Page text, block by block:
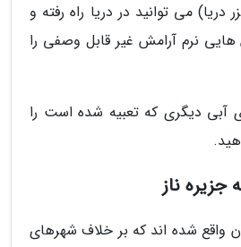
دریا) می توانید در دریا راه رفته و
هایی نرم آرامش غیر قابل وصفی را
آبی دیگری که تعبیه شده است را
جزیره ناز
واقع شده اند که بر خلاف شهرهای